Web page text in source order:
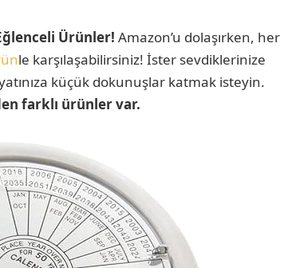
Ürünler! Amazon’u dolaşırken, her
le karşılaşabilirsiniz! İster sevdiklerinize
küçük dokunuşlar katmak isteyin.
farklı ürünler var.